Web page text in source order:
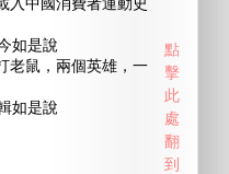
中國消費者運動史
是說
鼠，兩個英雄，一
是說
點
擊
此
處
翻
到